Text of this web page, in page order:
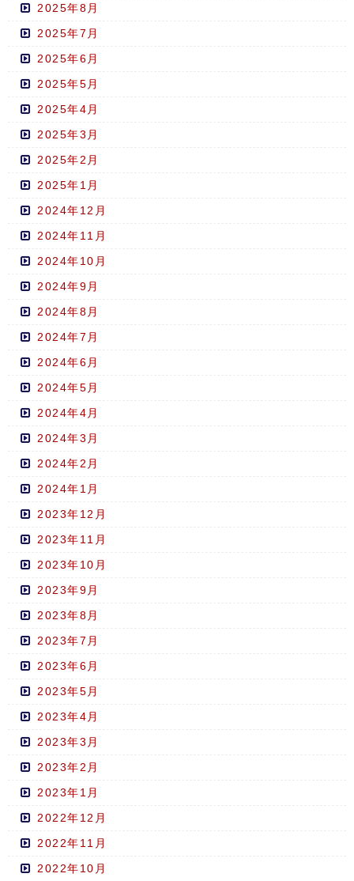
2025年8月
2025年7月
2025年6月
2025年5月
2025年4月
2025年3月
2025年2月
2025年1月
2024年12月
2024年11月
2024年10月
2024年9月
2024年8月
2024年7月
2024年6月
2024年5月
2024年4月
2024年3月
2024年2月
2024年1月
2023年12月
2023年11月
2023年10月
2023年9月
2023年8月
2023年7月
2023年6月
2023年5月
2023年4月
2023年3月
2023年2月
2023年1月
2022年12月
2022年11月
2022年10月